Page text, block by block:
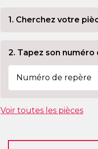
1. Cherchez votre
2. Tapez son numéro
Voir toutes les pièces